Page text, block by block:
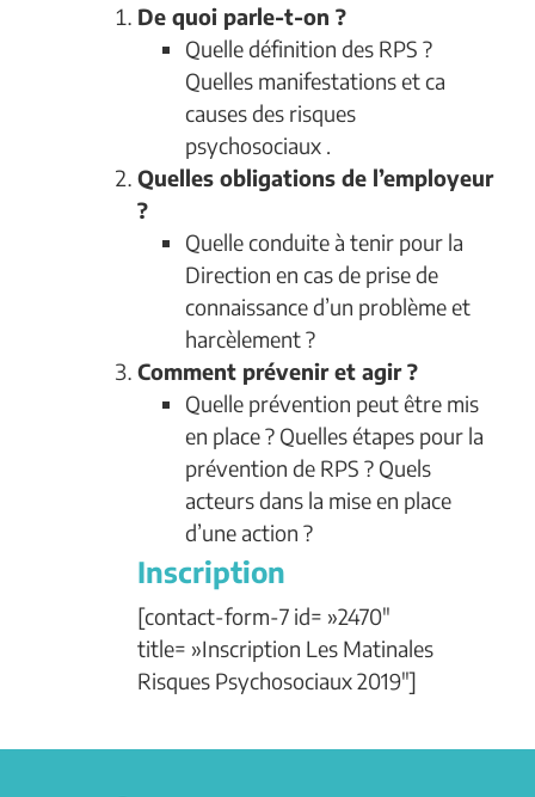
De quoi parle-t-on ?
Quelle définition des RPS ?
Quelles manifestations et ca
causes des risques
psychosociaux .
Quelles obligations de l’employeur
?
Quelle conduite à tenir pour la
Direction en cas de prise de
connaissance d’un problème et
harcèlement ?
Comment prévenir et agir ?
Quelle prévention peut être mis
en place ? Quelles étapes pour la
prévention de RPS ? Quels
acteurs dans la mise en place
d’une action ?
Inscription
[contact-form-7 id= »2470″
title= »Inscription Les Matinales
Risques Psychosociaux 2019″]